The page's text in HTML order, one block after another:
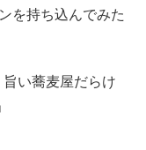
を持ち込んでみた
い蕎麦屋だらけ